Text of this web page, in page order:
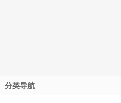
分类导航